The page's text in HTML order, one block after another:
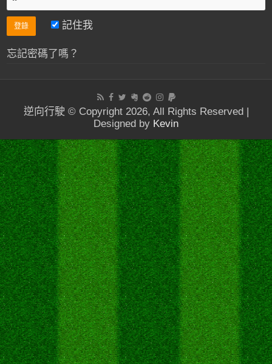
記住我
忘記密碼了嗎？
逆向行駛 © Copyright 2026, All Rights Reserved |
Designed by Kevin